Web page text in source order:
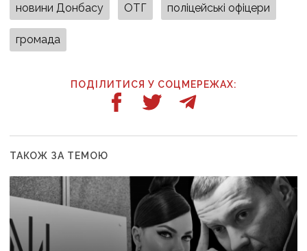
новини Донбасу ОТГ поліцейські офіцери
громада
ПОДІЛИТИСЯ У СОЦМЕРЕЖАХ:
ТАКОЖ ЗА ТЕМОЮ